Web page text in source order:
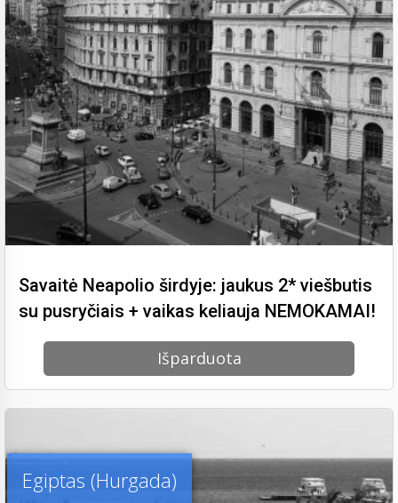
Savaitė Neapolio širdyje: jaukus 2* viešbutis
su pusryčiais + vaikas keliauja NEMOKAMAI!
Išparduota
Egiptas (Hurgada)